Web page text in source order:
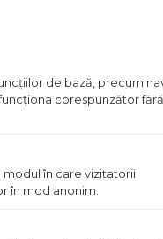
detalii
te
ultimele oferte
de bază, precum
corespunzător
în care vizitatorii
în mod anonim.